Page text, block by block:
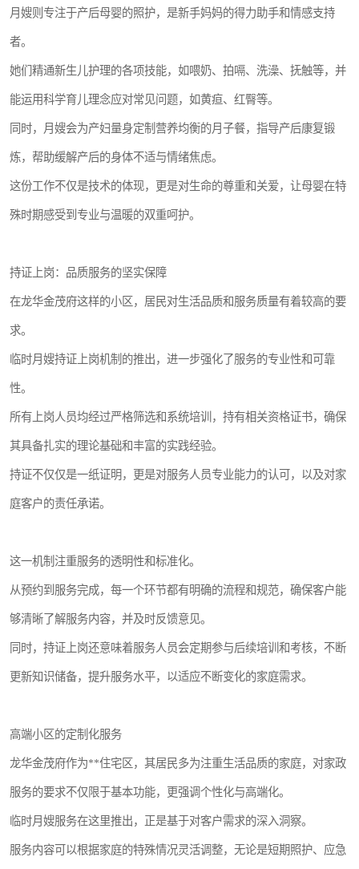
月嫂则专注于产后母婴的照护，是新手妈妈的得力助手和情感支持
者。
她们精通新生儿护理的各项技能，如喂奶、拍嗝、洗澡、抚触等，并
能运用科学育儿理念应对常见问题，如黄疸、红臀等。
同时，月嫂会为产妇量身定制营养均衡的月子餐，指导产后康复锻
炼，帮助缓解产后的身体不适与情绪焦虑。
这份工作不仅是技术的体现，更是对生命的尊重和关爱，让母婴在特
殊时期感受到专业与温暖的双重呵护。
持证上岗：品质服务的坚实保障
在龙华金茂府这样的小区，居民对生活品质和服务质量有着较高的要
求。
临时月嫂持证上岗机制的推出，进一步强化了服务的专业性和可靠
性。
所有上岗人员均经过严格筛选和系统培训，持有相关资格证书，确保
其具备扎实的理论基础和丰富的实践经验。
持证不仅仅是一纸证明，更是对服务人员专业能力的认可，以及对家
庭客户的责任承诺。
这一机制注重服务的透明性和标准化。
从预约到服务完成，每一个环节都有明确的流程和规范，确保客户能
够清晰了解服务内容，并及时反馈意见。
同时，持证上岗还意味着服务人员会定期参与后续培训和考核，不断
更新知识储备，提升服务水平，以适应不断变化的家庭需求。
高端小区的定制化服务
龙华金茂府作为**住宅区，其居民多为注重生活品质的家庭，对家政
服务的要求不仅限于基本功能，更强调个性化与高端化。
临时月嫂服务在这里推出，正是基于对客户需求的深入洞察。
服务内容可以根据家庭的特殊情况灵活调整，无论是短期照护、应急